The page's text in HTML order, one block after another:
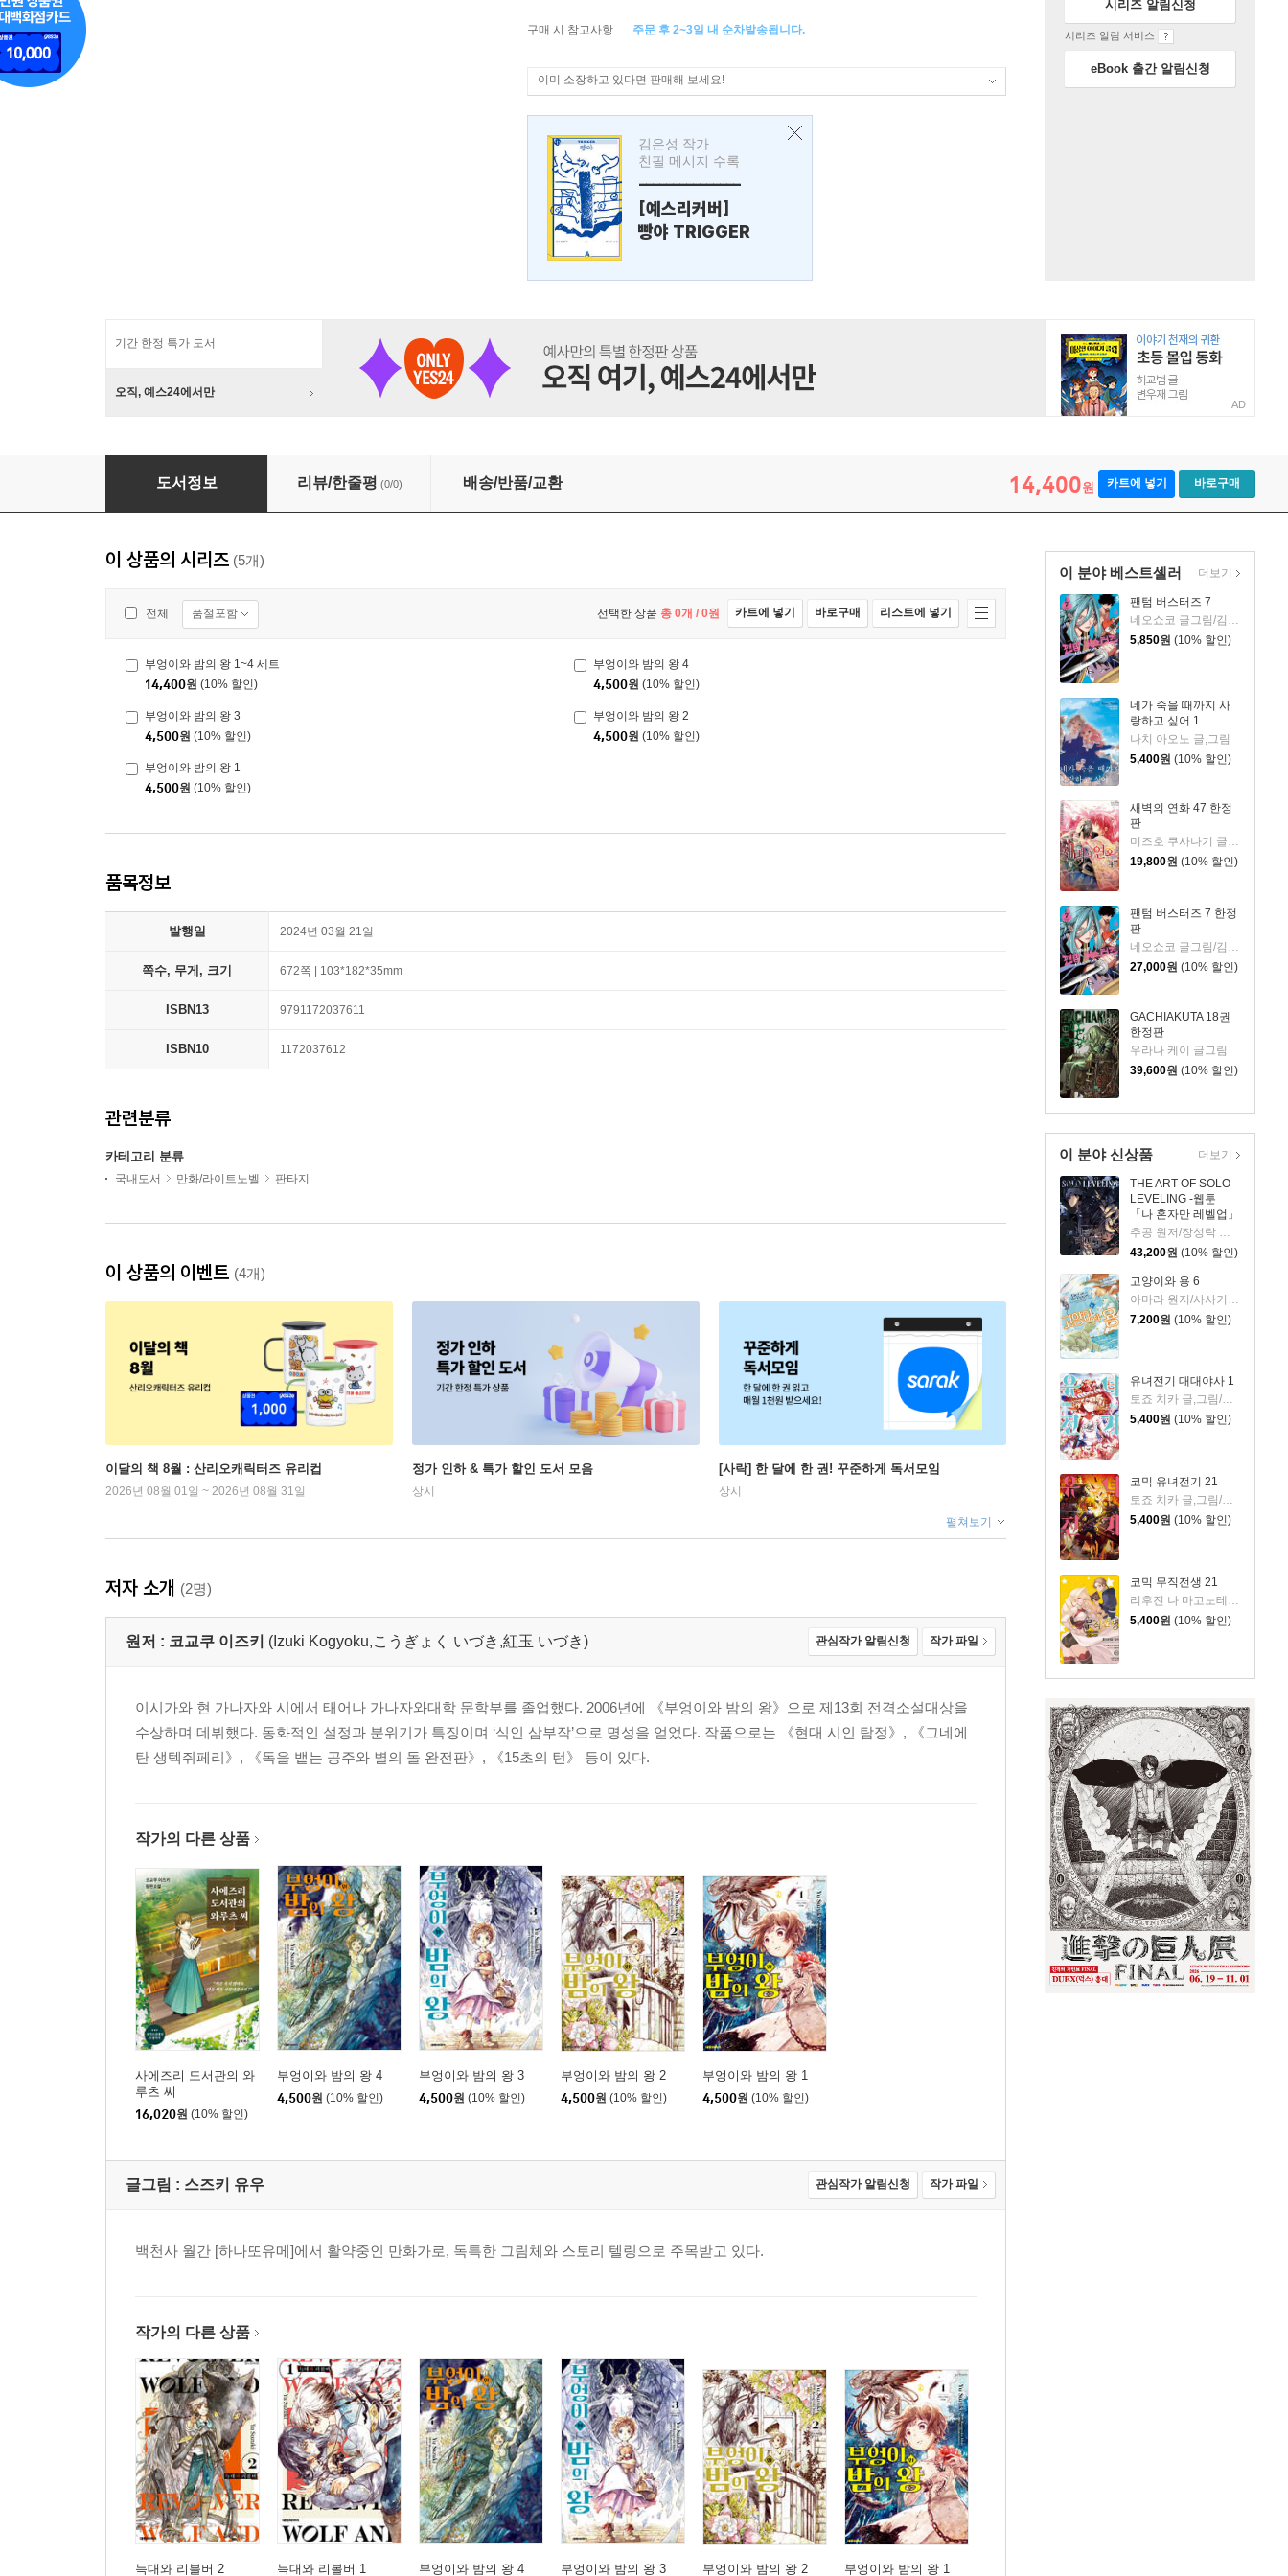
구매 시 참고사항 주문 후 2~3일 내 순차발송됩니다.
이미 소장하고 있다면 판매해 보세요!
김은성 작가
친필 메시지 수록
---------------
[예스리커버]
빵야 TRIGGER
시리즈 알림신청
시리즈 알림 서비스
eBook 출간 알림신청
기간 한정 특가 도서
오직, 예스24에서만
AD
부엉이와 밤의 왕 1~4 세트
도서정보 리뷰/한줄평 (0/0) 배송/반품/교환 14,400원 카트에 넣기 바로구매
이 분야 베스트셀러
팬텀 버스터즈 7
네오쇼코 글그림/김지혜 역
5,850원 (10% 할인)
네가 죽을 때까지 사
랑하고 싶어 1
나치 아오노 글,그림
5,400원 (10% 할인)
새벽의 연화 47 한정
판
19,800원 (10% 할인)
팬텀 버스터즈 7 한정
판
네오쇼코 글그림/김지혜 역
27,000원 (10% 할인)
GACHIAKUTA 18권
한정판
우라나 케이 글그림
39,600원 (10% 할인)
더보기
이 분야 신상품
THE ART OF SOLO
LEVELING -웹툰
「나 혼자만 레벨업」
공식 아트북-
추공 원저/장성락 그림
43,200원 (10% 할인)
고양이와 용 6
아마라 원저/사사키 이즈미 글그림/김동수 역
7,200원 (10% 할인)
유녀전기 대대야사 1
토죠 치카 글,그림/카를로 젠 원저/JYH 역
5,400원 (10% 할인)
코믹 유녀전기 21
토죠 치카 글,그림/카를로 젠 원저/JYH 역
5,400원 (10% 할인)
코믹 무직전생 21
리후진 나 마고노테 원저/후지카와 유카 그림
5,400원 (10% 할인)
더보기
이 상품의 시리즈 (5개)
전체 품절포함 선택한 상품 총 0개 / 0원 카트에 넣기 바로구매 리스트에 넣기
부엉이와 밤의 왕 1~4 세트
14,400원 (10% 할인)
부엉이와 밤의 왕 4
4,500원 (10% 할인)
부엉이와 밤의 왕 3
4,500원 (10% 할인)
부엉이와 밤의 왕 2
4,500원 (10% 할인)
부엉이와 밤의 왕 1
4,500원 (10% 할인)
품목정보
발행일 2024년 03월 21일
쪽수, 무게, 크기 672쪽 | 103*182*35mm
ISBN13 9791172037611
ISBN10 1172037612
관련분류
카테고리 분류
국내도서 만화/라이트노벨 판타지
이 상품의 이벤트 (4개)
이달의 책 8월 : 산리오캐릭터즈 유리컵
2026년 08월 01일 ~ 2026년 08월 31일
정가 인하 & 특가 할인 도서 모음
상시
[사락] 한 달에 한 권! 꾸준하게 독서모임
상시
펼쳐보기
저자 소개 (2명)
원저 : 코교쿠 이즈키 (Izuki Kogyoku,こうぎょく いづき,紅玉 いづき) 관심작가 알림신청 작가 파일
이시가와 현 가나자와 시에서 태어나 가나자와대학 문학부를 졸업했다. 2006년에 《부엉이와 밤의 왕》으로 제13회 전격소설대상을
수상하며 데뷔했다. 동화적인 설정과 분위기가 특징이며 ‘식인 삼부작’으로 명성을 얻었다. 작품으로는 《현대 시인 탐정》, 《그네에
탄 생텍쥐페리》, 《독을 뱉는 공주와 별의 돌 완전판》, 《15초의 턴》 등이 있다.
작가의 다른 상품
사에즈리 도서관의 와
루츠 씨
16,020원 (10% 할인)
부엉이와 밤의 왕 4
4,500원 (10% 할인)
부엉이와 밤의 왕 3
4,500원 (10% 할인)
부엉이와 밤의 왕 2
4,500원 (10% 할인)
부엉이와 밤의 왕 1
4,500원 (10% 할인)
글그림 : 스즈키 유우 관심작가 알림신청 작가 파일
백천사 월간 [하나또유메]에서 활약중인 만화가로, 독특한 그림체와 스토리 텔링으로 주목받고 있다.
작가의 다른 상품
늑대와 리볼버 2 늑대와 리볼버 1 부엉이와 밤의 왕 4 부엉이와 밤의 왕 3 부엉이와 밤의 왕 2 부엉이와 밤의 왕 1